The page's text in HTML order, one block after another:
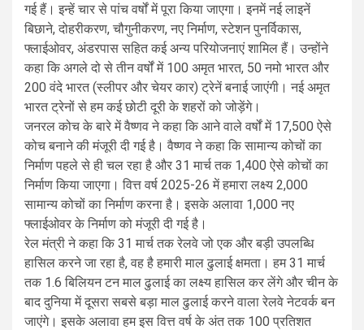
गई हैं। इन्हें चार से पांच वर्षों में पूरा किया जाएगा। इनमें नई लाइनें
बिछाने, दोहरीकरण, चौगुनीकरण, नए निर्माण, स्टेशन पुनर्विकास,
फ्लाईओवर, अंडरपास सहित कई अन्य परियोजनाएं शामिल हैं। उन्होंने
कहा कि अगले दो से तीन वर्षों में 100 अमृत भारत, 50 नमो भारत और
200 वंदे भारत (स्लीपर और चेयर कार) ट्रेनें बनाई जाएंगी। नई अमृत
भारत ट्रेनों से हम कई छोटी दूरी के शहरों को जोड़ेंगे।
जनरल कोच के बारे में वैष्णव ने कहा कि आने वाले वर्षों में 17,500 ऐसे
कोच बनाने की मंजूरी दी गई है। वैष्णव ने कहा कि सामान्य कोचों का
निर्माण पहले से ही चल रहा है और 31 मार्च तक 1,400 ऐसे कोचों का
निर्माण किया जाएगा। वित्त वर्ष 2025-26 में हमारा लक्ष्य 2,000
सामान्य कोचों का निर्माण करना है। इसके अलावा 1,000 नए
फ्लाईओवर के निर्माण को मंजूरी दी गई है।
रेल मंत्री ने कहा कि 31 मार्च तक रेलवे जो एक और बड़ी उपलब्धि
हासिल करने जा रहा है, वह है हमारी माल ढुलाई क्षमता। हम 31 मार्च
तक 1.6 बिलियन टन माल ढुलाई का लक्ष्य हासिल कर लेंगे और चीन के
बाद दुनिया में दूसरा सबसे बड़ा माल ढुलाई करने वाला रेलवे नेटवर्क बन
जाएंगे। इसके अलावा हम इस वित्त वर्ष के अंत तक 100 प्रतिशत